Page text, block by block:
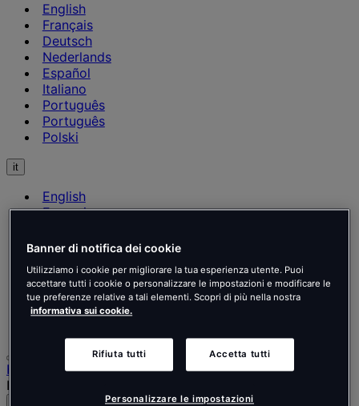
English
Français
Deutsch
Nederlands
Español
Italiano
Português
Português
Polski
it
English
Français
Nederlands
Italiano
Português
Português
Home
I nostri progetti
Banner di notifica dei cookie
Utilizziamo i cookie per migliorare la tua esperienza utente. Puoi
accettare tutti i cookie o personalizzare le impostazioni e modificare le
tue preferenze relative a tali elementi. Scopri di più nella nostra
informativa sui cookie.
Rifiuta tutti Accetta tutti
Personalizzare le impostazioni